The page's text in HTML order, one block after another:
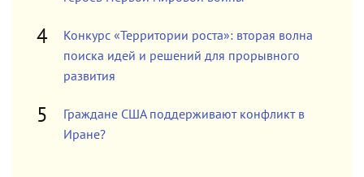
Конкурс «Территории роста»: вторая волна
поиска идей и решений для прорывного
развития
Граждане США поддерживают конфликт в
Иране?